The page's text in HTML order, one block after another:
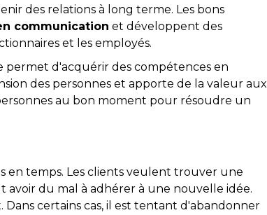
des relations à long terme. Les bons
communication et développent des
et les employés.
permet d'acquérir des compétences en
des personnes et apporte de la valeur aux
au bon moment pour résoudre un
en temps. Les clients veulent trouver une
avoir du mal à adhérer à une nouvelle idée.
certains cas, il est tentant d'abandonner